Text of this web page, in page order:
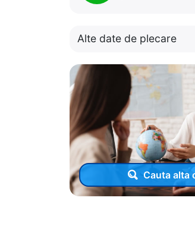
Alte date de plecare
Cauta alta